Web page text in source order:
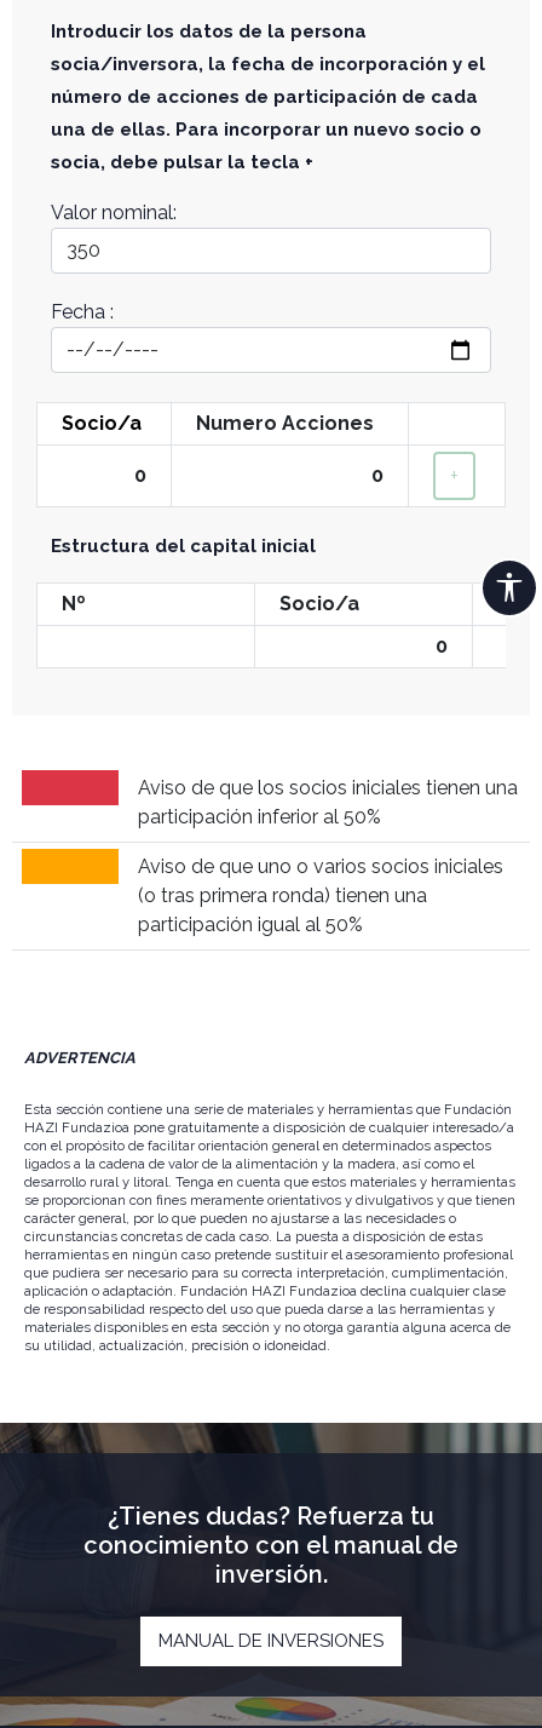
Introducir los datos de la persona
socia/inversora, la fecha de incorporación y el
número de acciones de participación de cada
una de ellas. Para incorporar un nuevo socio o
socia, debe pulsar la tecla +
Valor nominal:
Fecha :
Socio/a Numero Acciones
0 0 +
Estructura del capital inicial
Nº Socio/a
0
Aviso de que los socios iniciales tienen una
participación inferior al 50%
Aviso de que uno o varios socios iniciales
(o tras primera ronda) tienen una
participación igual al 50%
ADVERTENCIA
Esta sección contiene una serie de materiales y herramientas que Fundación
HAZI Fundazioa pone gratuitamente a disposición de cualquier interesado/a
con el propósito de facilitar orientación general en determinados aspectos
ligados a la cadena de valor de la alimentación y la madera, así como el
desarrollo rural y litoral. Tenga en cuenta que estos materiales y herramientas
se proporcionan con fines meramente orientativos y divulgativos y que tienen
carácter general, por lo que pueden no ajustarse a las necesidades o
circunstancias concretas de cada caso. La puesta a disposición de estas
herramientas en ningún caso pretende sustituir el asesoramiento profesional
que pudiera ser necesario para su correcta interpretación, cumplimentación,
aplicación o adaptación. Fundación HAZI Fundazioa declina cualquier clase
de responsabilidad respecto del uso que pueda darse a las herramientas y
materiales disponibles en esta sección y no otorga garantía alguna acerca de
su utilidad, actualización, precisión o idoneidad.
¿Tienes dudas? Refuerza tu
conocimiento con el manual de
inversión.
MANUAL DE INVERSIONES